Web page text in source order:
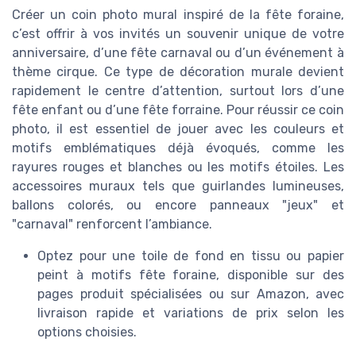
Créer un coin photo mural inspiré de la fête foraine,
c’est offrir à vos invités un souvenir unique de votre
anniversaire, d’une fête carnaval ou d’un événement à
thème cirque. Ce type de décoration murale devient
rapidement le centre d’attention, surtout lors d’une
fête enfant ou d’une fête forraine. Pour réussir ce coin
photo, il est essentiel de jouer avec les couleurs et
motifs emblématiques déjà évoqués, comme les
rayures rouges et blanches ou les motifs étoiles. Les
accessoires muraux tels que guirlandes lumineuses,
ballons colorés, ou encore panneaux "jeux" et
"carnaval" renforcent l’ambiance.
Optez pour une toile de fond en tissu ou papier
peint à motifs fête foraine, disponible sur des
pages produit spécialisées ou sur Amazon, avec
livraison rapide et variations de prix selon les
options choisies.